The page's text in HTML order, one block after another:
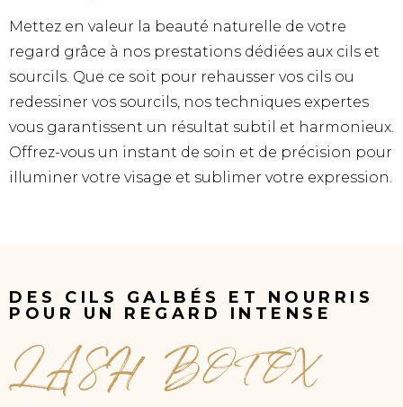
Mettez en valeur la beauté naturelle de votre
regard grâce à nos prestations dédiées aux cils et
sourcils. Que ce soit pour rehausser vos cils ou
redessiner vos sourcils, nos techniques expertes
vous garantissent un résultat subtil et harmonieux.
Offrez-vous un instant de soin et de précision pour
illuminer votre visage et sublimer votre expression.
DES CILS GALBÉS ET NOURRIS
POUR UN REGARD INTENSE
LASH BOTOX